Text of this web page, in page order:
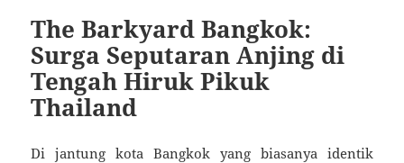
The Barkyard Bangkok:
Surga Seputaran Anjing di
Tengah Hiruk Pikuk
Thailand
Di jantung kota Bangkok yang biasanya identik